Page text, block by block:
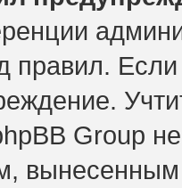
правил.
Group